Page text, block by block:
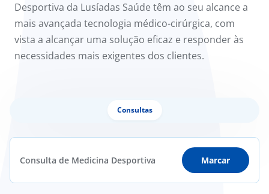
Desportiva da Lusíadas Saúde têm ao seu alcance a
mais avançada tecnologia médico-cirúrgica, com
vista a alcançar uma solução eficaz e responder às
necessidades mais exigentes dos clientes.
Consultas
Consulta de Medicina Desportiva Marcar